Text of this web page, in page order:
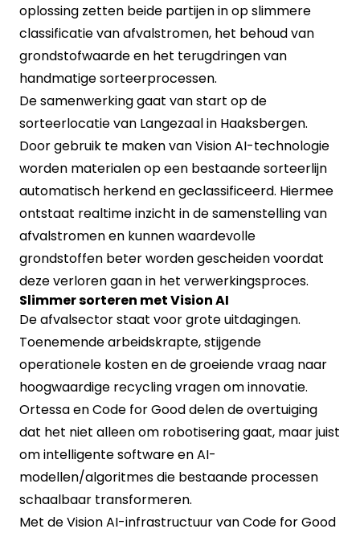
oplossing zetten beide partijen in op slimmere
classificatie van afvalstromen, het behoud van
grondstofwaarde en het terugdringen van
handmatige sorteerprocessen.
De samenwerking gaat van start op de
sorteerlocatie van Langezaal in Haaksbergen.
Door gebruik te maken van Vision AI-technologie
worden materialen op een bestaande sorteerlijn
automatisch herkend en geclassificeerd. Hiermee
ontstaat realtime inzicht in de samenstelling van
afvalstromen en kunnen waardevolle
grondstoffen beter worden gescheiden voordat
deze verloren gaan in het verwerkingsproces.
Slimmer sorteren met Vision AI
De afvalsector staat voor grote uitdagingen.
Toenemende arbeidskrapte, stijgende
operationele kosten en de groeiende vraag naar
hoogwaardige recycling vragen om innovatie.
Ortessa en Code for Good delen de overtuiging
dat het niet alleen om robotisering gaat, maar juist
om intelligente software en AI-
modellen/algoritmes die bestaande processen
schaalbaar transformeren.
Met de Vision AI-infrastructuur van Code for Good